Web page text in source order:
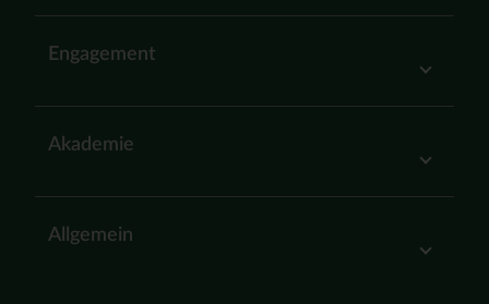
Engagement
Akademie
Allgemein